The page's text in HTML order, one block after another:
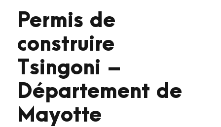
Permis de
construire
Tsingoni –
Département de
Mayotte